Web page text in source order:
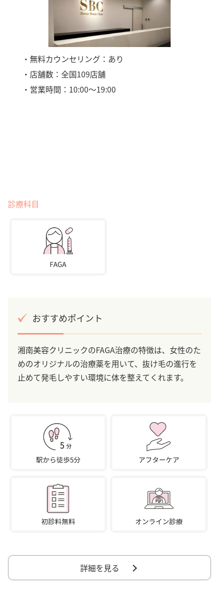
・無料カウンセリング：あり
・店舗数：全国109店舗
・営業時間：10:00〜19:00
診療科目
おすすめポイント
湘南美容クリニックのFAGA治療の特徴は、女性のた
めのオリジナルの治療薬を用いて、抜け毛の進行を
止めて発毛しやすい環境に体を整えてくれます。
詳細を見る